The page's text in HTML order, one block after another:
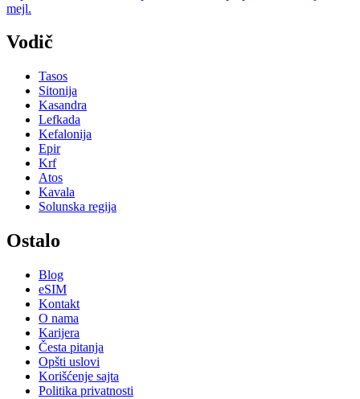
mejl.
Vodič
Tasos
Sitonija
Kasandra
Lefkada
Kefalonija
Epir
Krf
Atos
Kavala
Solunska regija
Ostalo
Blog
eSIM
Kontakt
O nama
Karijera
Česta pitanja
Opšti uslovi
Korišćenje sajta
Politika privatnosti